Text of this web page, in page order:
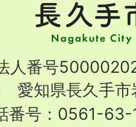
手
市
City
人番号
知県長久手市
番号：0561-63-